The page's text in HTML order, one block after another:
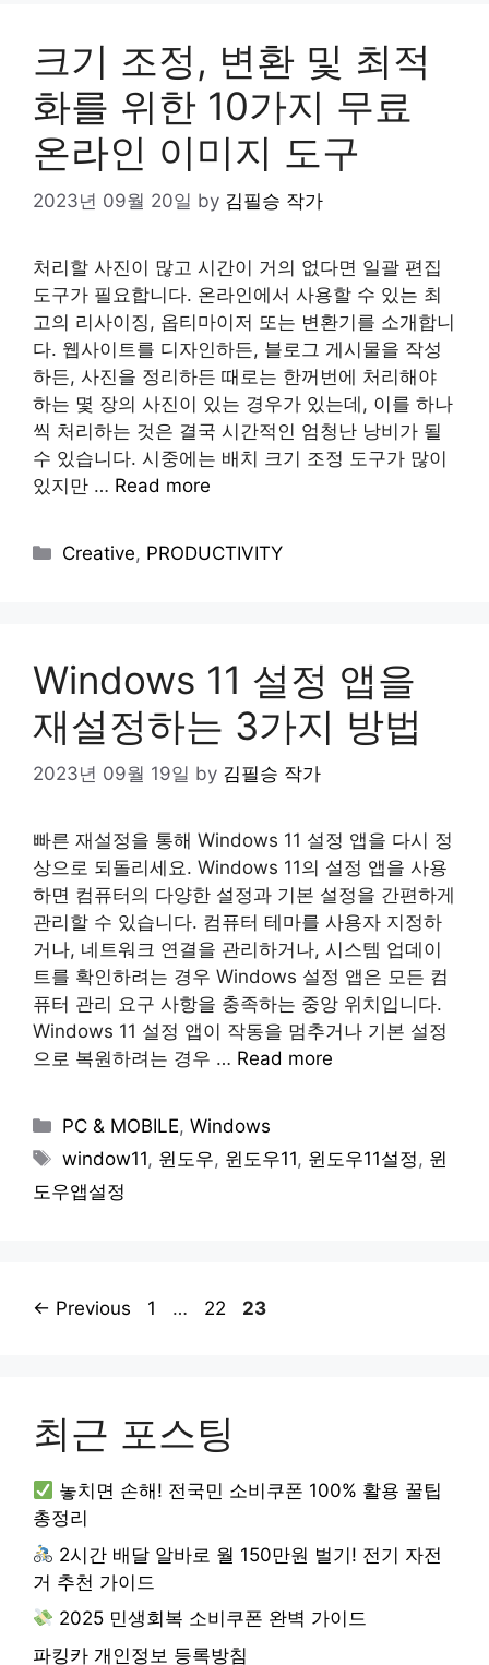
크기 조정, 변환 및 최적
화를 위한 10가지 무료
온라인 이미지 도구
2023년 09월 20일 by 김필승 작가
처리할 사진이 많고 시간이 거의 없다면 일괄 편집
도구가 필요합니다. 온라인에서 사용할 수 있는 최
고의 리사이징, 옵티마이저 또는 변환기를 소개합니
다. 웹사이트를 디자인하든, 블로그 게시물을 작성
하든, 사진을 정리하든 때로는 한꺼번에 처리해야
하는 몇 장의 사진이 있는 경우가 있는데, 이를 하나
씩 처리하는 것은 결국 시간적인 엄청난 낭비가 될
수 있습니다. 시중에는 배치 크기 조정 도구가 많이
있지만 … Read more
Categories
Creative, PRODUCTIVITY
Windows 11 설정 앱을
재설정하는 3가지 방법
2023년 09월 19일 by 김필승 작가
빠른 재설정을 통해 Windows 11 설정 앱을 다시 정
상으로 되돌리세요. Windows 11의 설정 앱을 사용
하면 컴퓨터의 다양한 설정과 기본 설정을 간편하게
관리할 수 있습니다. 컴퓨터 테마를 사용자 지정하
거나, 네트워크 연결을 관리하거나, 시스템 업데이
트를 확인하려는 경우 Windows 설정 앱은 모든 컴
퓨터 관리 요구 사항을 충족하는 중앙 위치입니다.
Windows 11 설정 앱이 작동을 멈추거나 기본 설정
으로 복원하려는 경우 … Read more
Categories
PC & MOBILE,Windows
Tags
window11, 윈도우, 윈도우11, 윈도우11설정, 윈
도우앱설정
← Previous Page
1 … Page
22 Page
23
최근 포스팅
놓치면 손해! 전국민 소비쿠폰 100% 활용 꿀팁
총정리
2시간 배달 알바로 월 150만원 벌기! 전기 자전
거 추천 가이드
2025 민생회복 소비쿠폰 완벽 가이드
파킹카 개인정보 등록방침